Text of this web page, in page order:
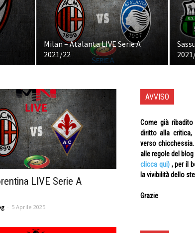
Milan – Atalanta LIVE Serie A
2021/22
LIVE Serie A
- 5 Aprile 2025
AVVISO
Come già
diritto alla critica,
verso
alle regole del
clicca qui), per il
la vivibilità dello
Grazie